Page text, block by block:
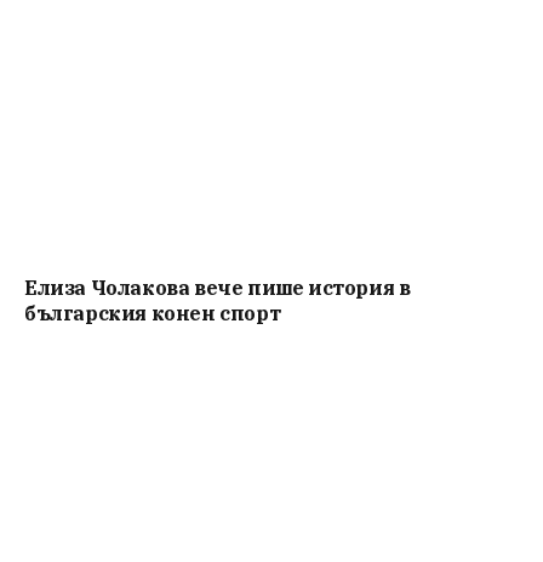
Елиза Чолакова вече пише история в
българския конен спорт